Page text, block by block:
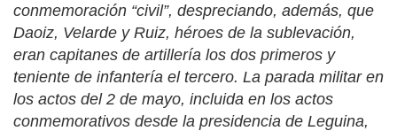
conmemoración “civil”, despreciando, además, que
Daoiz, Velarde y Ruiz, héroes de la sublevación,
eran capitanes de artillería los dos primeros y
teniente de infantería el tercero. La parada militar en
los actos del 2 de mayo, incluida en los actos
conmemorativos desde la presidencia de Leguina,